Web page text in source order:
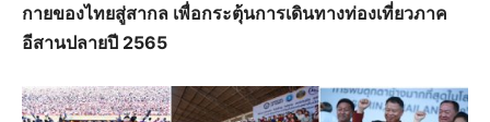
กายของไทยสู่สากล เพื่อกระตุ้นการเดินทางท่องเที่ยวภาค
อีสานปลายปี 2565